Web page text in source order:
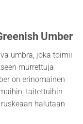
Umber
umbra, joka toimii
murrettuja
on erinomainen
taitettuihin
halutaan